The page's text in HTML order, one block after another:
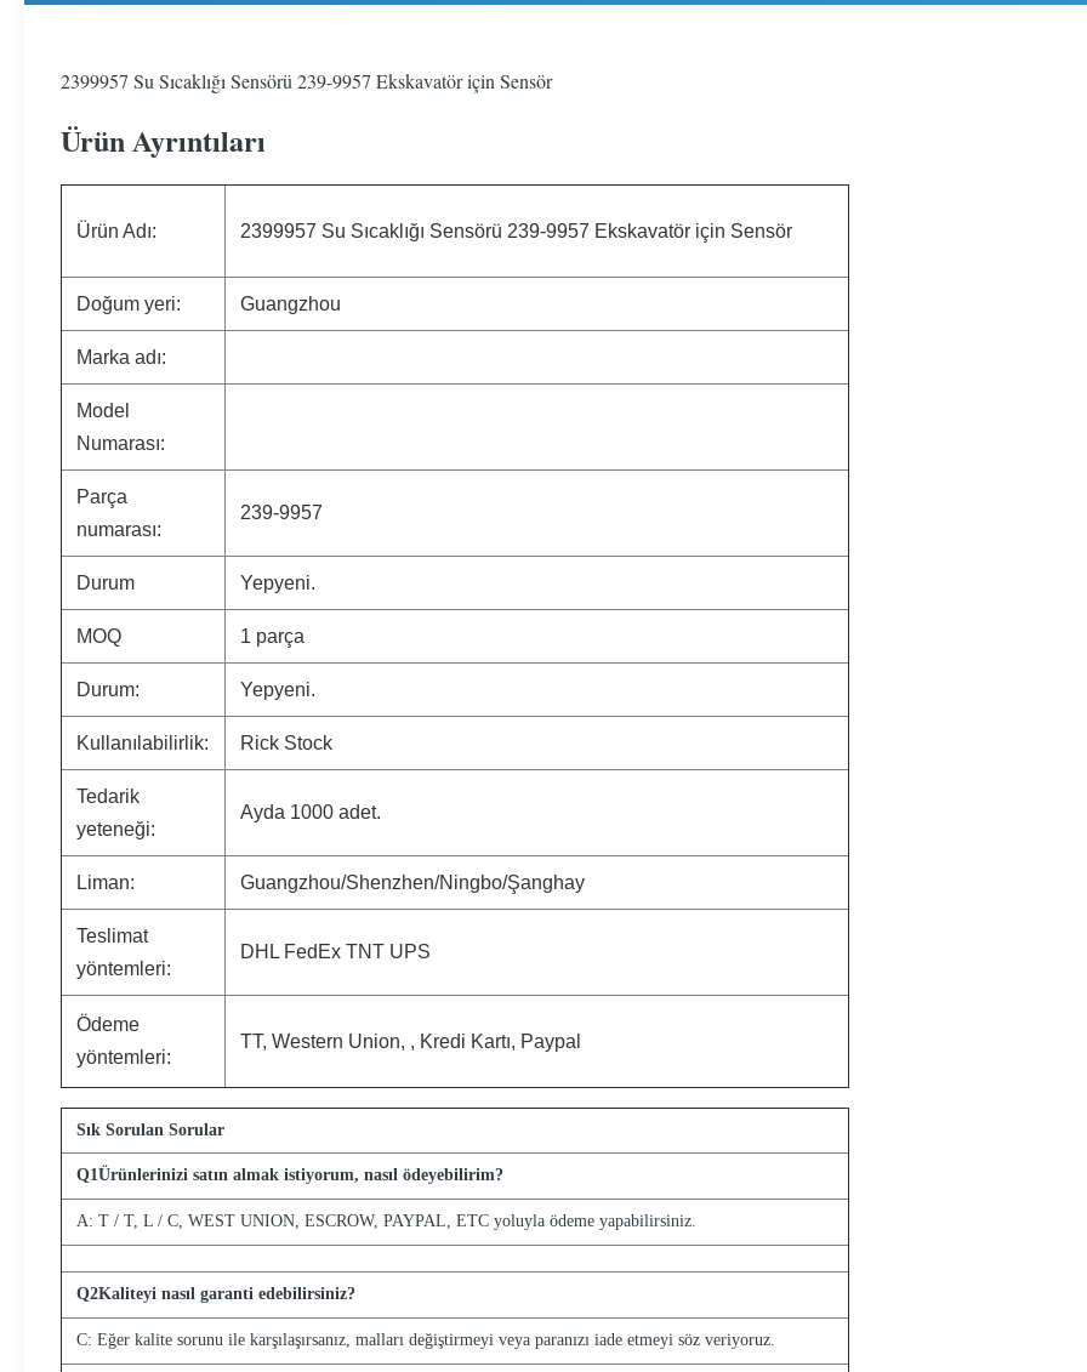
2399957 Su Sıcaklığı Sensörü 239-9957 Ekskavatör için Sensör
Ürün Ayrıntıları
Ürün Adı: 2399957 Su Sıcaklığı Sensörü 239-9957 Ekskavatör için Sensör
Doğum yeri: Guangzhou
Marka adı:
Model
Numarası:
Parça
numarası:
239-9957
Durum Yepyeni.
MOQ 1 parça
Durum: Yepyeni.
Kullanılabilirlik: Rick Stock
Tedarik
yeteneği:
Ayda 1000 adet.
Liman: Guangzhou/Shenzhen/Ningbo/Şanghay
Teslimat
yöntemleri:
DHL FedEx TNT UPS
Ödeme
yöntemleri:
TT, Western Union, , Kredi Kartı, Paypal
Sık Sorulan Sorular
Q1Ürünlerinizi satın almak istiyorum, nasıl ödeyebilirim?
A: T / T, L / C, WEST UNION, ESCROW, PAYPAL, ETC yoluyla ödeme yapabilirsiniz.
Q2Kaliteyi nasıl garanti edebilirsiniz?
C: Eğer kalite sorunu ile karşılaşırsanız, malları değiştirmeyi veya paranızı iade etmeyi söz veriyoruz.